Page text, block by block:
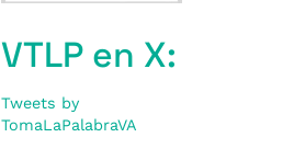
VTLP en X:
Tweets by
TomaLaPalabraVA